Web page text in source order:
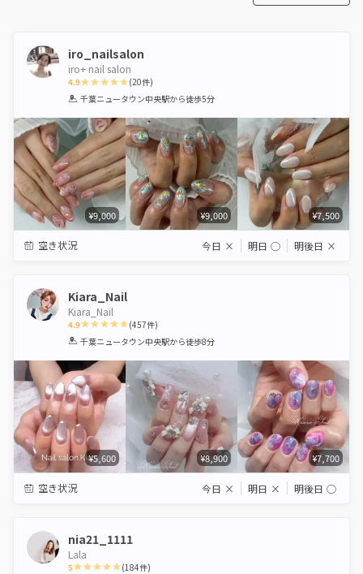
iro_nailsalon
iro+ nail salon
4.9
1 2 3 4 5
(20件)
千葉ニュータウン中央駅から徒歩5分
¥9,000 ¥9,000 ¥7,500
空き状況 今日 × 明日 ◯ 明後日 ×
Kiara_Nail
Kiara_Nail
4.9
1 2 3 4 5
(457件)
千葉ニュータウン中央駅から徒歩8分
¥5,600 ¥8,900 ¥7,700
空き状況 今日 × 明日 × 明後日 ◯
nia21_1111
Lala
5 (184件)